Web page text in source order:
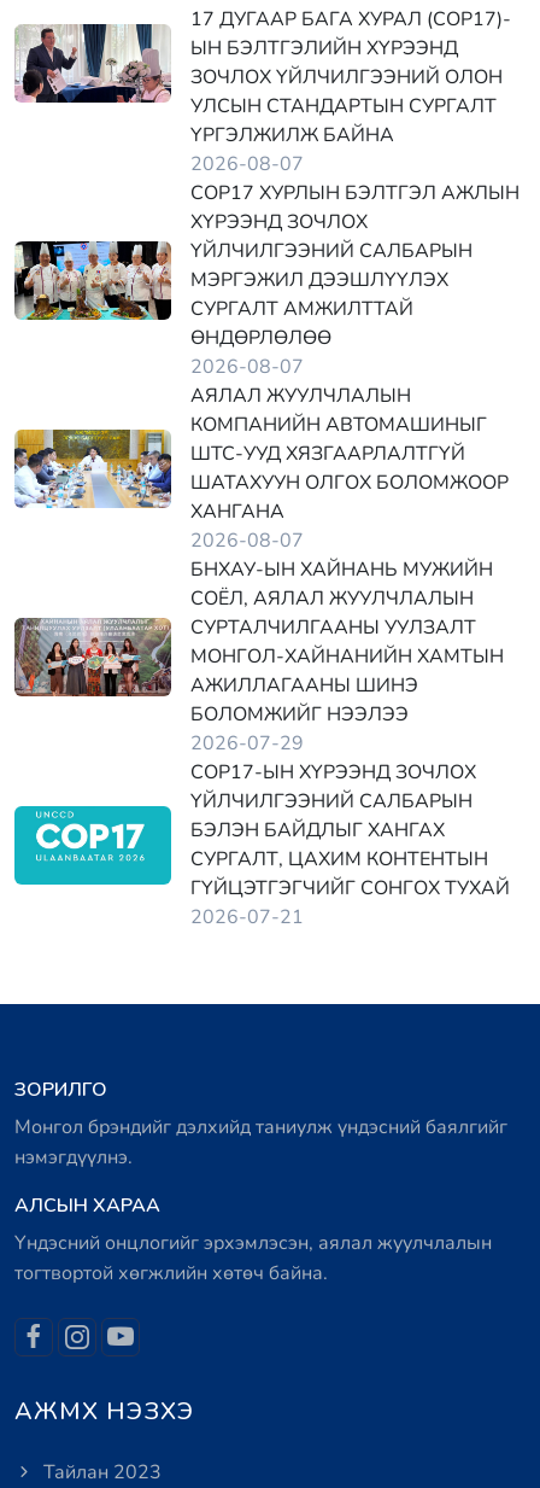
17 ДУГААР БАГА ХУРАЛ (COP17)-
ЫН БЭЛТГЭЛИЙН ХҮРЭЭНД
ЗОЧЛОХ ҮЙЛЧИЛГЭЭНИЙ ОЛОН
УЛСЫН СТАНДАРТЫН СУРГАЛТ
ҮРГЭЛЖИЛЖ БАЙНА
2026-08-07
COP17 ХУРЛЫН БЭЛТГЭЛ АЖЛЫН
ХҮРЭЭНД ЗОЧЛОХ
ҮЙЛЧИЛГЭЭНИЙ САЛБАРЫН
МЭРГЭЖИЛ ДЭЭШЛҮҮЛЭХ
СУРГАЛТ АМЖИЛТТАЙ
ӨНДӨРЛӨЛӨӨ
2026-08-07
АЯЛАЛ ЖУУЛЧЛАЛЫН
КОМПАНИЙН АВТОМАШИНЫГ
ШТС-УУД ХЯЗГААРЛАЛТГҮЙ
ШАТАХУУН ОЛГОХ БОЛОМЖООР
ХАНГАНА
2026-08-07
БНХАУ-ЫН ХАЙНАНЬ МУЖИЙН
СОЁЛ, АЯЛАЛ ЖУУЛЧЛАЛЫН
СУРТАЛЧИЛГААНЫ УУЛЗАЛТ
МОНГОЛ-ХАЙНАНИЙН ХАМТЫН
АЖИЛЛАГААНЫ ШИНЭ
БОЛОМЖИЙГ НЭЭЛЭЭ
2026-07-29
COP17-ЫН ХҮРЭЭНД ЗОЧЛОХ
ҮЙЛЧИЛГЭЭНИЙ САЛБАРЫН
БЭЛЭН БАЙДЛЫГ ХАНГАХ
СУРГАЛТ, ЦАХИМ КОНТЕНТЫН
ГҮЙЦЭТГЭГЧИЙГ СОНГОХ ТУХАЙ
2026-07-21
ЗОРИЛГО
Монгол брэндийг дэлхийд таниулж үндэсний баялгийг
нэмэгдүүлнэ.
АЛСЫН ХАРАА
Үндэсний онцлогийг эрхэмлэсэн, аялал жуулчлалын
тогтвортой хөгжлийн хөтөч байна.
АЖМХ НЭЗХЭ
Тайлан 2023